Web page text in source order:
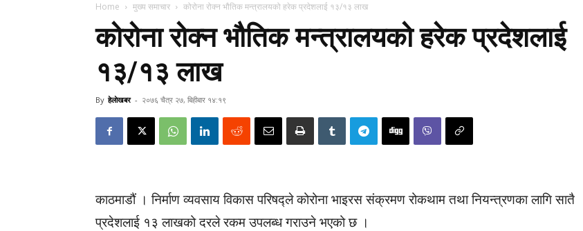
Home मुख्य समाचार कोरोना रोक्न भौतिक मन्त्रालयको हरेक प्रदेशलाई १३/१३ लाख
कोरोना रोक्न भौतिक मन्त्रालयको हरेक प्रदेशलाई
१३/१३ लाख
By हेलाेखबर - २०७६ चैत्र २७, बिहीबार १४:१९
काठमाडौं । निर्माण व्यवसाय विकास परिषद्ले कोरोना भाइरस संक्रमण रोकथाम तथा नियन्त्रणका लागि सातै
प्रदेशलाई १३ लाखको दरले रकम उपलब्ध गराउने भएको छ ।